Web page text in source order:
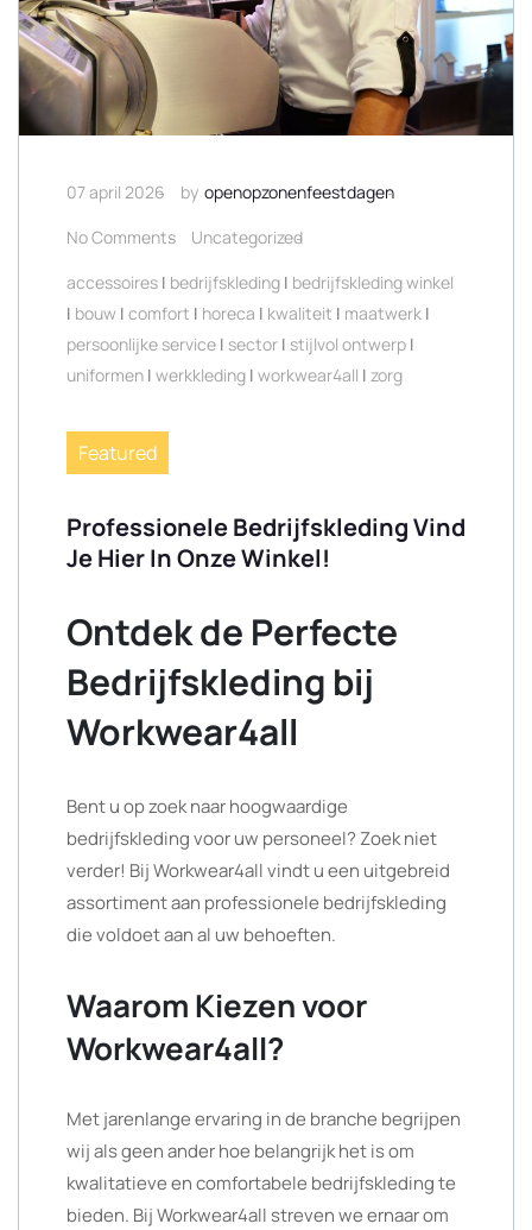
07 april 2026 by openopzonenfeestdagen
No Comments
Uncategorized
accessoires | bedrijfskleding | bedrijfskleding winkel
| bouw | comfort | horeca | kwaliteit | maatwerk |
persoonlijke service | sector | stijlvol ontwerp |
uniformen | werkkleding | workwear4all | zorg
Featured
Professionele Bedrijfskleding Vind
Je Hier In Onze Winkel!
Ontdek de Perfecte
Bedrijfskleding bij
Workwear4all
Bent u op zoek naar hoogwaardige
bedrijfskleding voor uw personeel? Zoek niet
verder! Bij Workwear4all vindt u een uitgebreid
assortiment aan professionele bedrijfskleding
die voldoet aan al uw behoeften.
Waarom Kiezen voor
Workwear4all?
Met jarenlange ervaring in de branche begrijpen
wij als geen ander hoe belangrijk het is om
kwalitatieve en comfortabele bedrijfskleding te
bieden. Bij Workwear4all streven we ernaar om